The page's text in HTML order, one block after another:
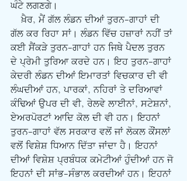
ਘੰਟੇ ਲਗਣਗੇ।
ਖ਼ੈਰ, ਮੈਂ ਗੱਲ ਲੰਡਨ ਦੀਆਂ ਤੁਰਨ-ਗਾਹਾਂ ਦੀ
ਗੱਲ ਕਰ ਰਿਹਾ ਸਾਂ। ਲੰਡਨ ਵਿੱਚ ਹਜ਼ਾਰਾਂ ਨਹੀਂ ਤਾਂ
ਕਈ ਸੈਂਕੜੇ ਤੁਰਨ-ਗਾਹਾਂ ਹਨ ਜਿਥੇ ਪੈਦਲ ਤੁਰਨ
ਦੇ ਪ੍ਰੇਮੀ ਤੁਰਿਆ ਕਰਦੇ ਹਨ। ਇਹ ਤੁਰਨ-ਗਾਹਾਂ
ਕੇਦਰੀ ਲੰਡਨ ਦੀਆਂ ਇਮਾਰਤਾਂ ਵਿਚਕਾਰ ਦੀ ਵੀ
ਲੰਘਦੀਆਂ ਹਨ, ਪਾਰਕਾਂ, ਨਹਿਰਾਂ ਤੇ ਦਰਿਆਵਾਂ
ਕੰਢਿਆਂ ਉਪਰ ਦੀ ਵੀ, ਰੇਲਵੇ ਲਾਈਨਾਂ, ਸਟੇਸ਼ਨਾਂ,
ਏਅਰਪੋਰਟਾਂ ਆਦਿ ਕੋਲ ਦੀ ਵੀ ਹਨ। ਇਹਨਾਂ
ਤੁਰਨ-ਗਾਹਾਂ ਵੱਲ ਸਰਕਾਰ ਵਲੋਂ ਜਾਂ ਲੋਕਲ ਕੌਂਸਲਾਂ
ਵਲੋਂ ਵਿਸ਼ੇਸ਼ ਧਿਆਨ ਦਿੱਤਾ ਜਾਂਦਾ ਹੈ। ਇਹਨਾਂ
ਦੀਆਂ ਵਿਸ਼ੇਸ਼ ਪ੍ਰਬੰਧਕ ਕਮੇਟੀਆਂ ਹੁੰਦੀਆਂ ਹਨ ਜੋ
ਇਹਨਾਂ ਦੀ ਸਾਂਭ-ਸੰਭਾਲ ਕਰਦੀਆਂ ਹਨ। ਇਹਨਾਂ